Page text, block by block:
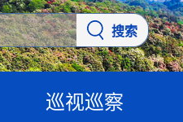
搜索
巡视巡察